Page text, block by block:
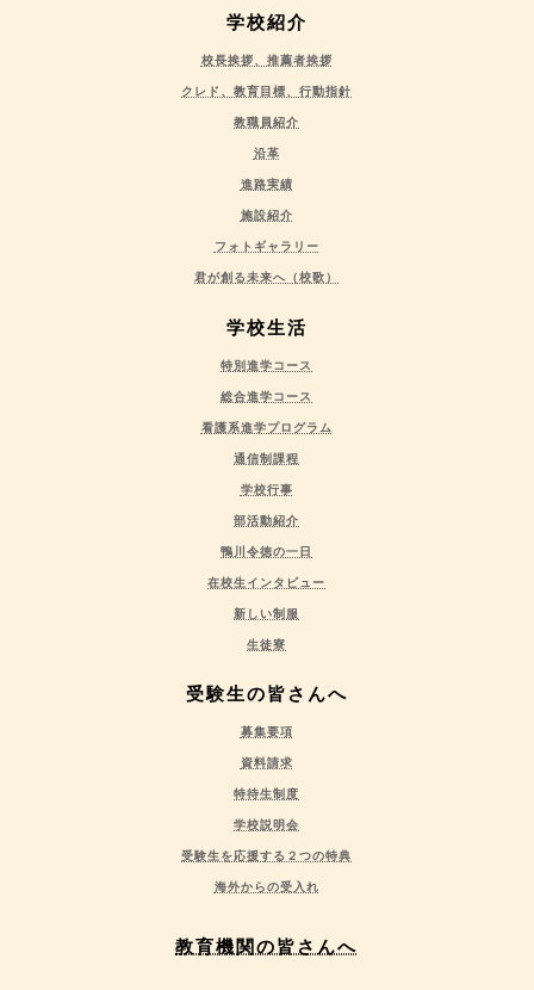
学校紹介
校長挨拶、推薦者挨拶
クレド、教育目標、行動指針
教職員紹介
沿革
進路実績
施設紹介
フォトギャラリー
君が創る未来へ（校歌）
学校生活
特別進学コース
総合進学コース
看護系進学プログラム
通信制課程
学校行事
部活動紹介
鴨川令徳の一日
在校生インタビュー
新しい制服
生徒寮
受験生の皆さんへ
募集要項
資料請求
特待生制度
学校説明会
受験生を応援する２つの特典
海外からの受入れ
教育機関の皆さんへ